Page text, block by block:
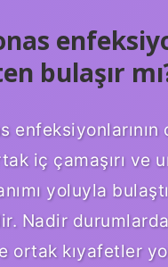
bulaşır
enfeksiyonlarının
iç çamaşırı ve
yoluyla
Nadir durumlarda
ortak kıyafetler